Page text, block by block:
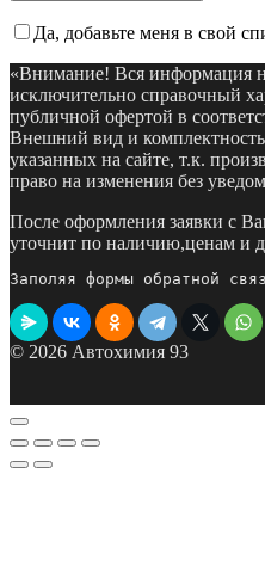
Да, добавьте меня в свой
«Внимание! Вся информация
исключительно справочный
публичной офертой в
Внешний вид и комплектность
указанных на сайте, т.к.
право на изменения без
После оформления заявки с
уточнит по наличию,ценам и
Заполяя формы обратной
© 2026 Автохимия 93